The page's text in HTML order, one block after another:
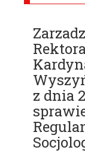
z dnia